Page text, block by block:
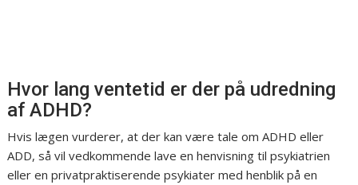
Hvor lang ventetid er der på udredning
af ADHD?
Hvis lægen vurderer, at der kan være tale om ADHD eller
ADD, så vil vedkommende lave en henvisning til psykiatrien
eller en privatpraktiserende psykiater med henblik på en